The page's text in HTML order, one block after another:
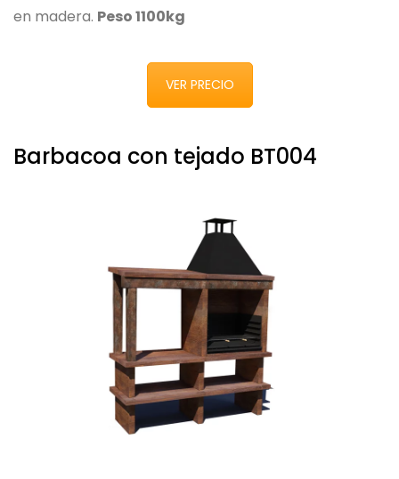
en madera. Peso 1100kg
VER PRECIO
Barbacoa con tejado BT004